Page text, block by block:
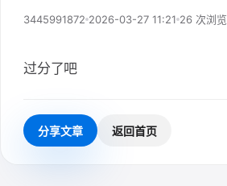
3445991872 2026-03-27 11:21 26 次浏览
过分了吧
分享文章 返回首页